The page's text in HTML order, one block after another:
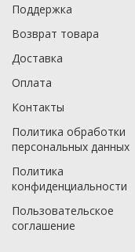
Поддержка
Возврат товара
Доставка
Оплата
Контакты
Политика обработки
персональных данных
Политика
конфиденциальности
Пользовательское
соглашение